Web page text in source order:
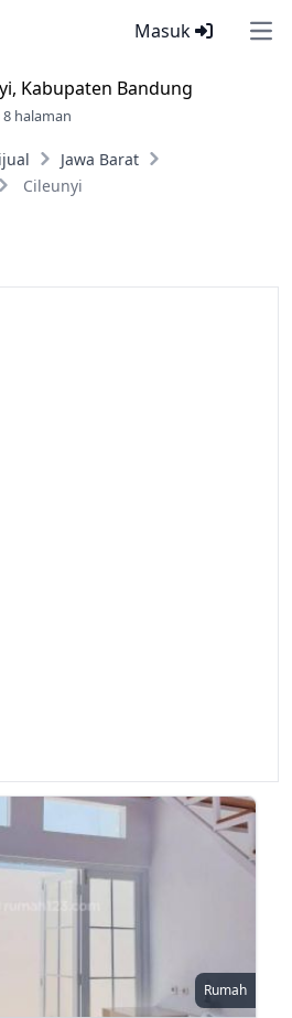
Masuk
Kabupaten Bandung
halaman
Jawa Barat
Cileunyi
Rumah